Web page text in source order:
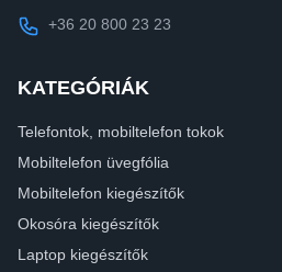
+36 20 800 23 23
KATEGÓRIÁK
Telefontok, mobiltelefon tokok
Mobiltelefon üvegfólia
Mobiltelefon kiegészítők
Okosóra kiegészítők
Laptop kiegészítők